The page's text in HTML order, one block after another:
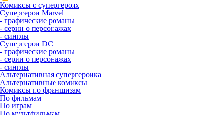
Комиксы о супергероях
Супергерои Marvel
- графические романы
- серии о персонажах
- синглы
Супергерои DC
- графические романы
- серии о персонажах
- синглы
Альтернативная супергероика
Альтернативные комиксы
Комиксы по франшизам
По фильмам
По играм
По мультфильмам